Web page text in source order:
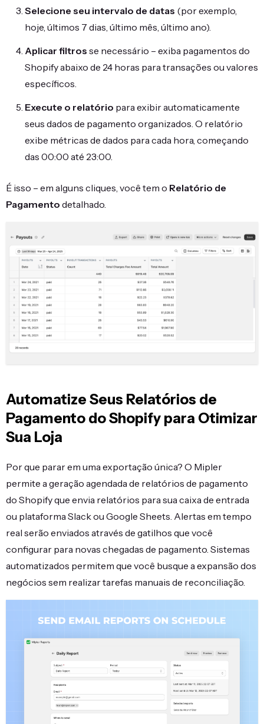
Selecione seu intervalo de datas (por exemplo,
hoje, últimos 7 dias, último mês, último ano).
Aplicar filtros se necessário – exiba pagamentos do
Shopify abaixo de 24 horas para transações ou valores
específicos.
Execute o relatório para exibir automaticamente
seus dados de pagamento organizados. O relatório
exibe métricas de dados para cada hora, começando
das 00:00 até 23:00.
É isso – em alguns cliques, você tem o Relatório de
Pagamento detalhado.
Automatize Seus Relatórios de
Pagamento do Shopify para Otimizar
Sua Loja
Por que parar em uma exportação única? O Mipler
permite a geração agendada de relatórios de pagamento
do Shopify que envia relatórios para sua caixa de entrada
ou plataforma Slack ou Google Sheets. Alertas em tempo
real serão enviados através de gatilhos que você
configurar para novas chegadas de pagamento. Sistemas
automatizados permitem que você busque a expansão dos
negócios sem realizar tarefas manuais de reconciliação.